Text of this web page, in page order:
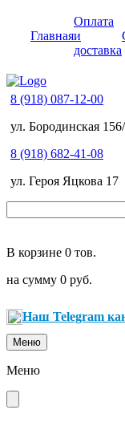
Главная
Оплата
и
доставка
8 (918) 087-12-00
ул. Бородинская
8 (918) 682-41-08
ул. Героя Яцкова 17
В корзине 0 тов.
на сумму 0 руб.
Наш Telegram
Меню
Меню